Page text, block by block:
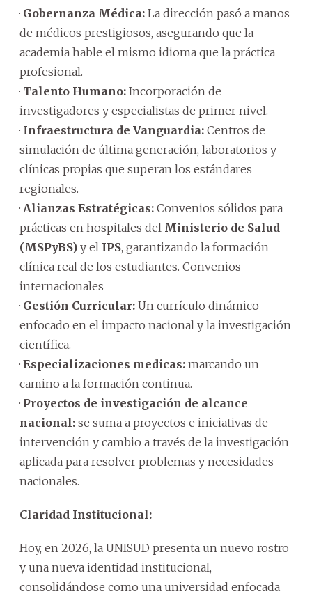
· Gobernanza Médica: La dirección pasó a manos
de médicos prestigiosos, asegurando que la
academia hable el mismo idioma que la práctica
profesional.
· Talento Humano: Incorporación de
investigadores y especialistas de primer nivel.
· Infraestructura de Vanguardia: Centros de
simulación de última generación, laboratorios y
clínicas propias que superan los estándares
regionales.
· Alianzas Estratégicas: Convenios sólidos para
prácticas en hospitales del Ministerio de Salud
(MSPyBS) y el IPS, garantizando la formación
clínica real de los estudiantes. Convenios
internacionales
· Gestión Curricular: Un currículo dinámico
enfocado en el impacto nacional y la investigación
científica.
· Especializaciones medicas: marcando un
camino a la formación continua.
· Proyectos de investigación de alcance
nacional: se suma a proyectos e iniciativas de
intervención y cambio a través de la investigación
aplicada para resolver problemas y necesidades
nacionales.
Claridad Institucional:
Hoy, en 2026, la UNISUD presenta un nuevo rostro
y una nueva identidad institucional,
consolidándose como una universidad enfocada